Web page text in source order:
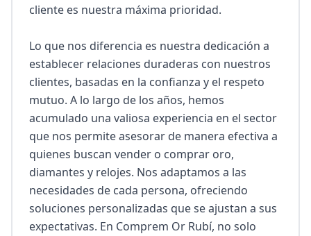
cliente es nuestra máxima prioridad.
Lo que nos diferencia es nuestra dedicación a
establecer relaciones duraderas con nuestros
clientes, basadas en la confianza y el respeto
mutuo. A lo largo de los años, hemos
acumulado una valiosa experiencia en el sector
que nos permite asesorar de manera efectiva a
quienes buscan vender o comprar oro,
diamantes y relojes. Nos adaptamos a las
necesidades de cada persona, ofreciendo
soluciones personalizadas que se ajustan a sus
expectativas. En Comprem Or Rubí, no solo